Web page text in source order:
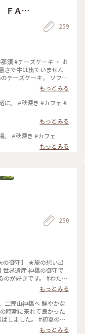
ＦＡＲ
259
須 #チーズケーキ ・ お
さで牛は出ていません
チーズケーキ， ソフト
いて美味しい♡もっとみる
に。 #秋深き #カフェ #
もっとみる
。 #秋深き #カフェ
もっとみる
250
の御守】 ★旅の想い出
きです。 #わたし
朱の御守 #世界遺産 #ラ
もっとみる
二荒山神橋へ 鮮やかな
時期に来れて良かった
しました。 #初夏の彩
荒山神橋#神橋もっとみる